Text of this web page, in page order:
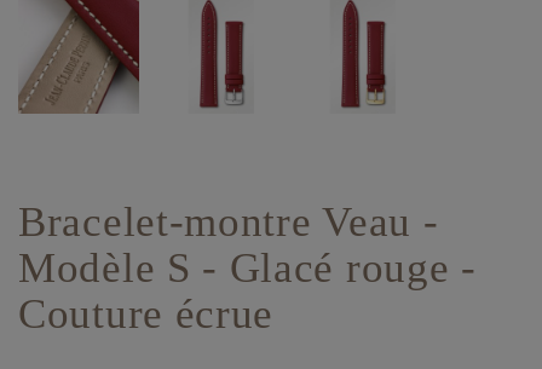
Bracelet-montre Veau -
Modèle S - Glacé rouge -
Couture écrue